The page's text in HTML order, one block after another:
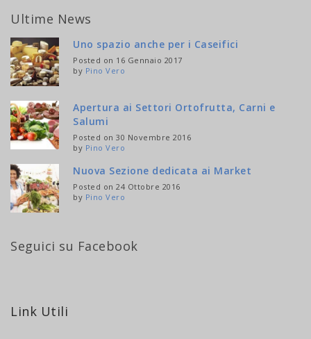
Ultime News
Uno spazio anche per i Caseifici
Posted on 16 Gennaio 2017
by Pino Vero
Apertura ai Settori Ortofrutta, Carni e
Salumi
Posted on 30 Novembre 2016
by Pino Vero
Nuova Sezione dedicata ai Market
Posted on 24 Ottobre 2016
by Pino Vero
Seguici su Facebook
Link Utili